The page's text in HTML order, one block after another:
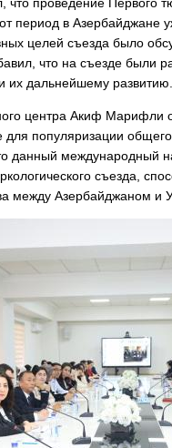
период в Азербайджане
целей съезда было
что на съезде были
дальнейшему развитию.
центра Акиф
популяризации общего
данный международный
съезда,
между Азербайджаном и